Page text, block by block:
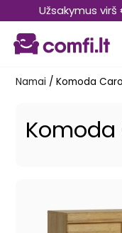
prie
turinio
Užsakymus
Namai / Komoda